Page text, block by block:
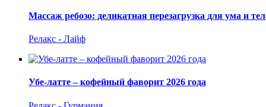
Массаж ребозо: деликатная перезагрузка для ума и
Релакс - Лайф
Убе-латте – кофейный фаворит 2026 года